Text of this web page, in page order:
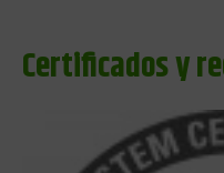
Certificados y